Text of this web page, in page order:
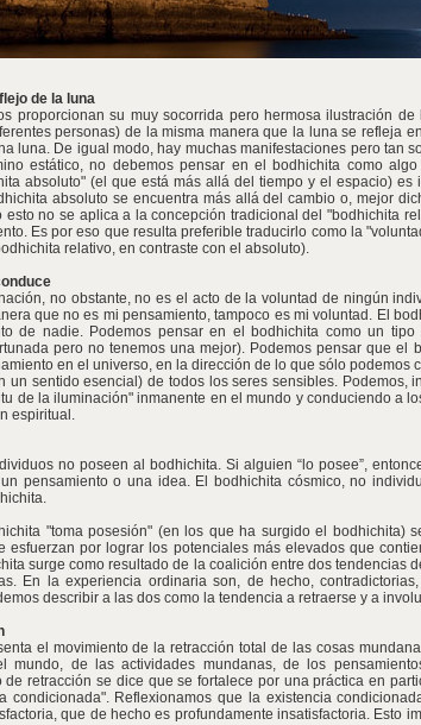
de la luna
proporcionan su muy socorrida pero hermosa ilustración
personas) de la misma manera que la luna se refleja
luna. De igual modo, hay muchas manifestaciones pero tan
estático, no debemos pensar en el bodhichita como
absoluto" (el que está más allá del tiempo y el espacio) es
absoluto se encuentra más allá del cambio o, mejor
no se aplica a la concepción tradicional del "bodhichita
Es por eso que resulta preferible traducirlo como la
relativo, en contraste con el absoluto).
no obstante, no es el acto de la voluntad de ningún
que no es mi pensamiento, tampoco es mi voluntad. El
de nadie. Podemos pensar en el bodhichita como un tipo
pero no tenemos una mejor). Podemos pensar que el
en el universo, en la dirección de lo que sólo podemos
un sentido esencial) de todos los seres sensibles. Podemos,
de la iluminación" inmanente en el mundo y conduciendo a
espiritual.
no poseen al bodhichita. Si alguien “lo posee”,
pensamiento o una idea. El bodhichita cósmico, no
"toma posesión" (en los que ha surgido el bodhichita)
esfuerzan por lograr los potenciales más elevados que
surge como resultado de la coalición entre dos tendencias
En la experiencia ordinaria son, de hecho,
describir a las dos como la tendencia a retraerse y a
el movimiento de la retracción total de las cosas
mundo, de las actividades mundanas, de los
de retracción se dice que se fortalece por una práctica en
condicionada". Reflexionamos que la existencia
que de hecho es profundamente insatisfactoria. Esto